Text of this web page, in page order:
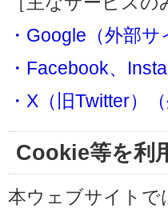
・Google（外部サ
・Facebook、
・X（旧Twitter）
Cookie等を利
本ウェブサイトで